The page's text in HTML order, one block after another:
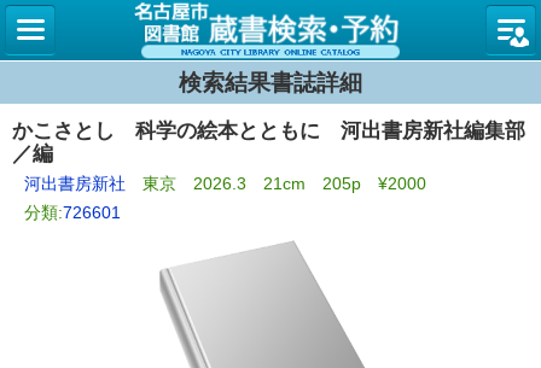
名古屋
検索結果書誌詳細
かこさとし 科学の絵本とともに 河出書房新社編集部
／編
河出書房新社 東京 2026.3 21cm 205p ¥2000
分類:726601